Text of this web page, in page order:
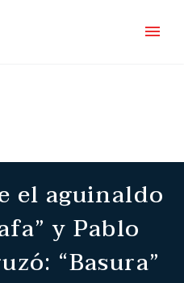
el aguinaldo
y Pablo
“Basura”